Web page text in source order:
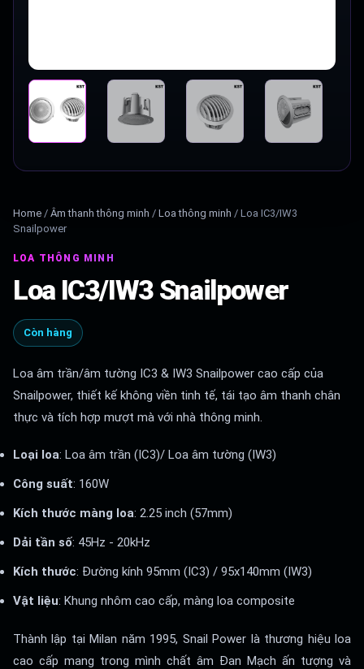
Home / Âm thanh thông minh / Loa thông minh / Loa IC3/IW3
Snailpower
LOA THÔNG MINH
Loa IC3/IW3 Snailpower
Còn hàng
Loa âm trần/âm tường IC3 & IW3 Snailpower cao cấp của
Snailpower, thiết kế không viền tinh tế, tái tạo âm thanh chân
thực và tích hợp mượt mà với nhà thông minh.
Loại loa: Loa âm trần (IC3)/ Loa âm tường (IW3)
Công suất: 160W
Kích thước màng loa: 2.25 inch (57mm)
Dải tần số: 45Hz - 20kHz
Kích thước: Đường kính 95mm (IC3) / 95x140mm (IW3)
Vật liệu: Khung nhôm cao cấp, màng loa composite
Thành lập tại Milan năm 1995, Snail Power là thương hiệu loa
cao cấp mang trong mình chất âm Đan Mạch ấn tượng và